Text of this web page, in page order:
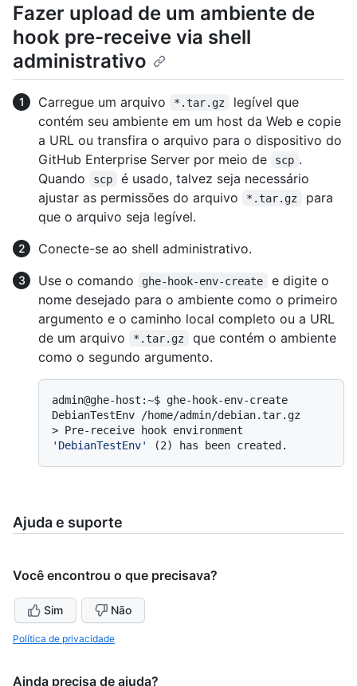
Fazer upload de um ambiente de
hook pre-receive via shell
administrativo
Carregue um arquivo *.tar.gz
legível que
contém seu ambiente em um host da Web e copie
a URL ou transfira o arquivo para o dispositivo do
GitHub Enterprise Server por meio de
scp .
Quando
scp
é usado, talvez seja necessário
ajustar as permissões do arquivo
*.tar.gz
para
que o arquivo seja legível.
Conecte-se ao shell administrativo.
Use o comando
ghe-hook-env-create
e digite o
nome desejado para o ambiente como o primeiro
argumento e o caminho local completo ou a URL
de um arquivo
*.tar.gz
que contém o ambiente
como o segundo argumento.
admin@ghe-host:~$ ghe-hook-env-create
>
'DebianTestEnv'
(2) has been created.
Ajuda e suporte
Você encontrou o que precisava?
Sim Não
Política de privacidade
Ainda precisa de ajuda?